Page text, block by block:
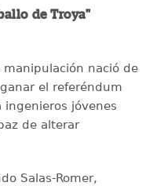
de Troya"
nació de
el referéndum
jóvenes
de alterar
Salas-Romer,